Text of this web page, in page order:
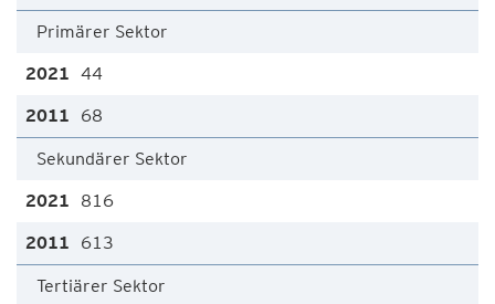
Primärer Sektor
44
68
Sekundärer Sektor
816
613
Tertiärer Sektor